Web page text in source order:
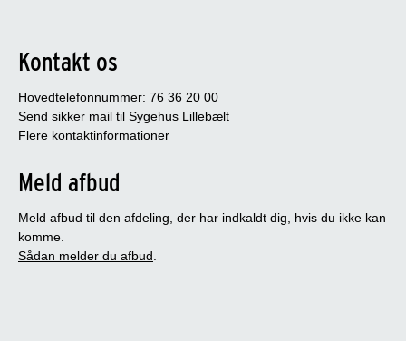
Kontakt os
Hovedtelefonnummer: 76 36 20 00
Send sikker mail til Sygehus Lillebælt
Flere kontaktinformationer
Meld afbud
Meld afbud til den afdeling, der har indkaldt dig, hvis du ikke kan
komme.
Sådan melder du afbud.